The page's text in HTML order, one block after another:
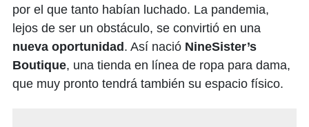
por el que tanto habían luchado. La pandemia,
lejos de ser un obstáculo, se convirtió en una
nueva oportunidad. Así nació NineSister’s
Boutique, una tienda en línea de ropa para dama,
que muy pronto tendrá también su espacio físico.